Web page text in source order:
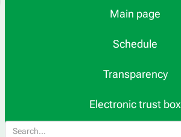
Main page
Schedule
Transparency
Electronic trust box